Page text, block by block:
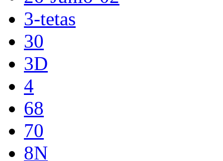
3-tetas
30
3D
4
68
70
8N